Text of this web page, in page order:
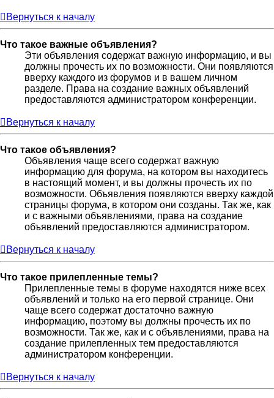
Вернуться к началу
Что такое важные объявления?
Эти объявления содержат важную информацию, и вы
должны прочесть их по возможности. Они появляются
вверху каждого из форумов и в вашем личном
разделе. Права на создание важных объявлений
предоставляются администратором конференции.
Вернуться к началу
Что такое объявления?
Объявления чаще всего содержат важную
информацию для форума, на котором вы находитесь
в настоящий момент, и вы должны прочесть их по
возможности. Объявления появляются вверху каждой
страницы форума, в котором они созданы. Так же, как
и с важными объявлениями, права на создание
объявлений предоставляются администратором.
Вернуться к началу
Что такое прилепленные темы?
Прилепленные темы в форуме находятся ниже всех
объявлений и только на его первой странице. Они
чаще всего содержат достаточно важную
информацию, поэтому вы должны прочесть их по
возможности. Так же, как и с объявлениями, права на
создание прилепленных тем предоставляются
администратором конференции.
Вернуться к началу